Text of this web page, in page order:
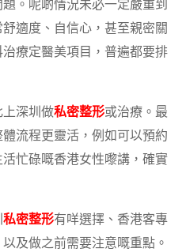
。呢啲情況未必一定嚴重到
適度、自信心，甚至親密關
療定醫美項目，普遍都要排
上深圳做私密整形或治療。最
流程更靈活，例如可以預約
忙碌嘅香港女性嚟講，確實
私密整形有咩選擇、香港客專
及做之前需要注意嘅重點。